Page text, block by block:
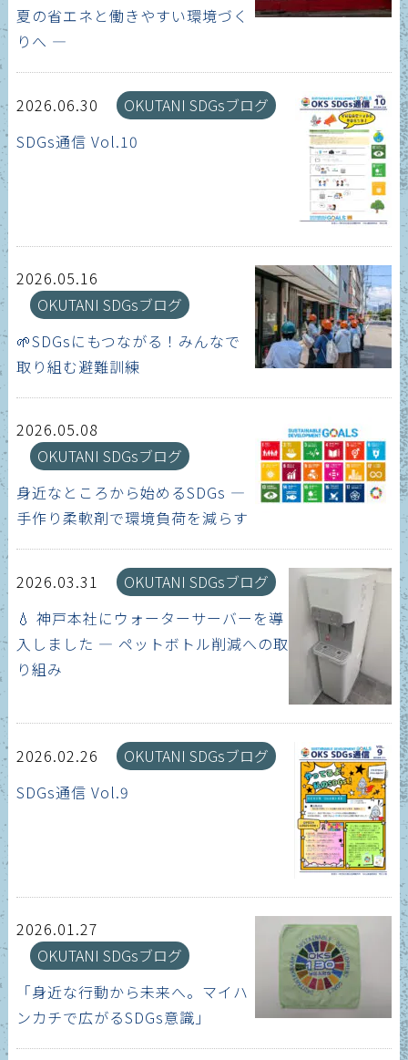
夏の省エネと働きやすい環境づく
りへ ―
2026.06.30
OKUTANI SDGsブログ
SDGs通信 Vol.10
2026.05.16
OKUTANI SDGsブログ
🌱SDGsにもつながる！みんなで
取り組む避難訓練
2026.05.08
OKUTANI SDGsブログ
身近なところから始めるSDGs ―
手作り柔軟剤で環境負荷を減らす
2026.03.31
OKUTANI SDGsブログ
💧 神戸本社にウォーターサーバーを導
入しました ― ペットボトル削減への取
り組み
2026.02.26
OKUTANI SDGsブログ
SDGs通信 Vol.9
2026.01.27
OKUTANI SDGsブログ
「身近な行動から未来へ。マイハ
ンカチで広がるSDGs意識」